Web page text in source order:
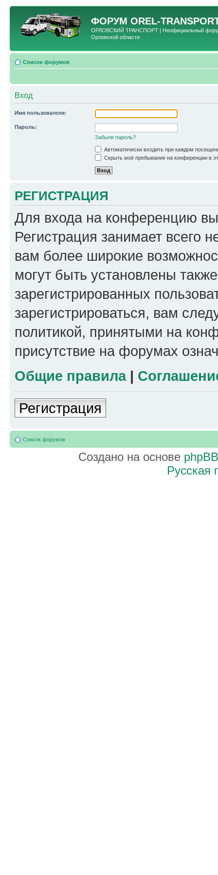
ФОРУМ OREL-
ОРЛОВСКИЙ ТРАНСПОРТ | Неофициальный форум
Орловской области
Список форумов
Вход
Имя пользователя:
Пароль:
Забыли пароль?
Автоматически входить при каждом
Скрыть моё пребывание на конференции в
РЕГИСТРАЦИЯ
Для входа на конференцию
Регистрация занимает всего
вам более широкие
могут быть установлены
зарегистрированных
зарегистрироваться, вам
политикой, принятыми на
присутствие на форумах
Общие правила|
Регистрация
Список форумов
Создано на основе phpBB
Русская